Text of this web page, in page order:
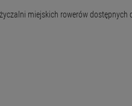
miejskich rowerów